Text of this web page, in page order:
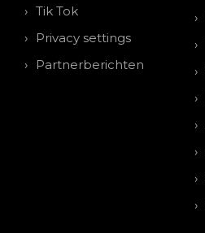
Tik Tok
Privacy settings
Partnerberichten